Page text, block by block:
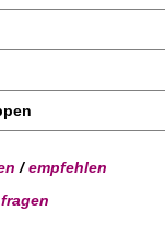
/empfehlen